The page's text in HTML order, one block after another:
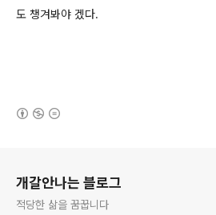
도 챙겨봐야 겠다.
개갈안나는 블로그
적당한 삶을 꿈꿉니다